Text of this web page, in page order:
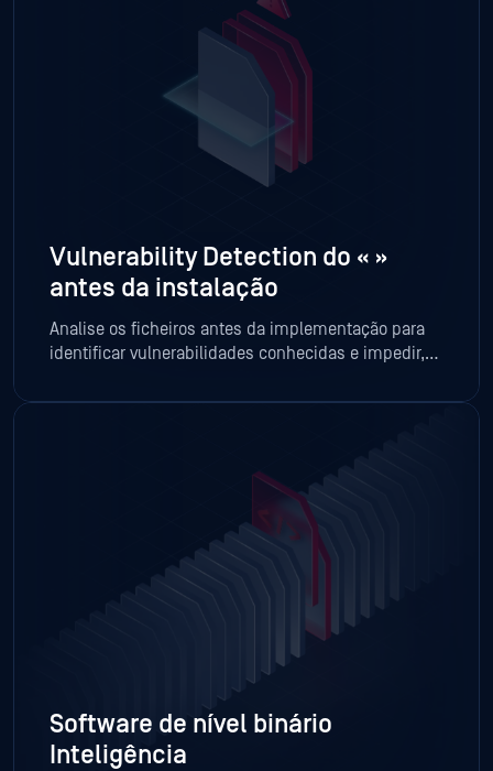
Vulnerability Detection do « »
antes da instalação
Analise os ficheiros antes da implementação para
identificar vulnerabilidades conhecidas e impedir,
ambientes.
Software de nível binário
Inteligência